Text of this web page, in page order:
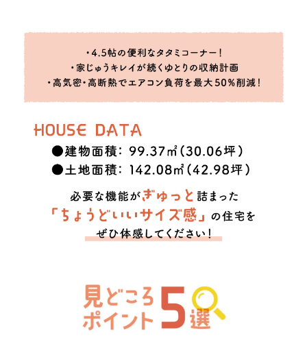
マチリブ不動産
アットホーム
山陰不動産ナビ
チラシ
ポスティング
新聞折込
Instagram
LINE
YouTube